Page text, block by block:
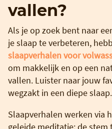
vallen?
Als je op zoek bent naar
je slaap te verbeteren,
slaapverhalen voor
om makkelijk en op een
vallen. Luister naar jouw
wegzakt in een diepe slaap.
Slaapverhalen werken via